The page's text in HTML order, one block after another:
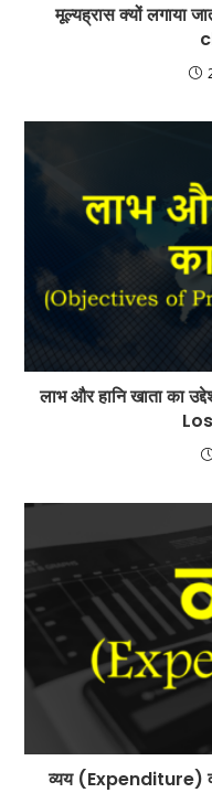
मूल्यह्रास क्यों
लाभ और हानि खाता
व्यय (Expenditure)